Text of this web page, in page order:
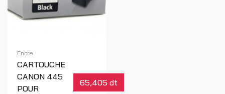
Encre
CARTOUCHE
CANON 445
POUR
65,405 dt